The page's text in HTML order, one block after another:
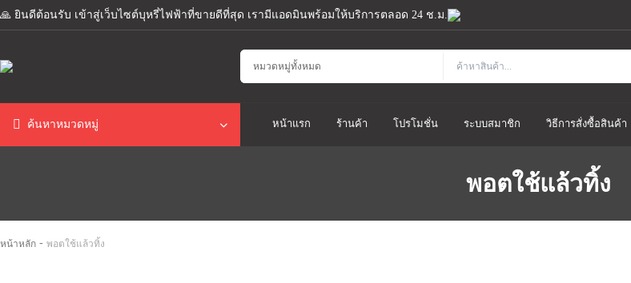
🙏 ยินดีต้อนรับ เข้าสู่เว็บไซต์บุหรี่ไฟฟ้าที่ขายดีที่สุด เรามีแอดมินพร้อมให้บริการตลอด 24 ช.ม.
ค้นหาหมวดหมู่ หน้าแรก ร้านค้า โปรโมชั่น ระบบสมาชิก วิธีการสั่งซื้อสินค้า
พอตใช้แล้วทิ้ง
หน้าหลัก - พอตใช้แล้วทิ้ง